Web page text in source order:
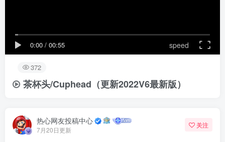
0:00 / 00:55 speed
372
茶杯头/Cuphead（更新2022V6最新版）
热心网友投稿中心
7月20日更新
关注